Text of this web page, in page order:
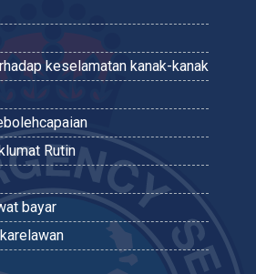
keselamatan kanak-kanak
Rutin
bayar